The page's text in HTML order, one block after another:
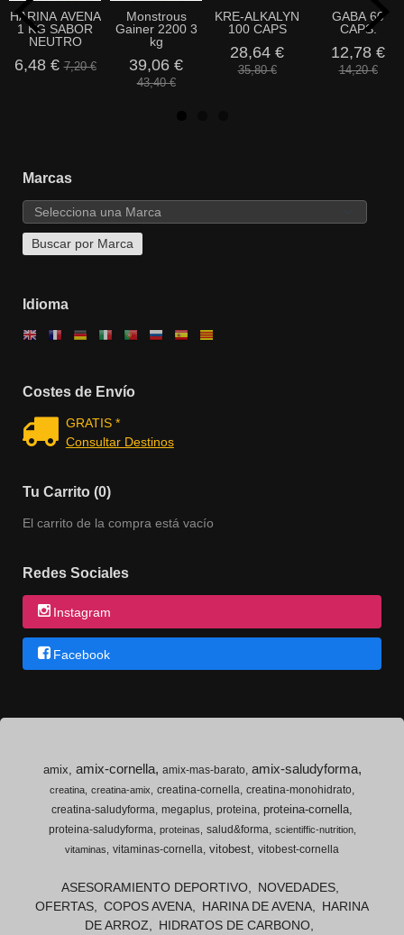
Marcas
Idioma
Costes de Envío
GRATIS *
Consultar Destinos
Tu Carrito (0)
El carrito de la compra está vacío
Redes Sociales
Instagram
Facebook
HARINA AVENA
1 KG SABOR
NEUTRO
6,48 €7,20 €
Monstrous
Gainer 2200 3
kg
39,06 €
43,40 €
KRE-ALKALYN
100 CAPS
28,64 €
35,80 €
GABA 60
CAPS.
12,78 €
14,20 €
amix amix-cornella amix-mas-barato amix-saludyforma
creatina creatina-amix creatina-cornella creatina-monohidrato
creatina-saludyforma megaplus proteina proteina-cornella
proteina-saludyforma proteinas salud&forma
scientiffic-nutrition
vitaminas
vitaminas-cornella vitobest vitobest-cornella
ASESORAMIENTO DEPORTIVO
NOVEDADES
OFERTAS
COPOS AVENA HARINA DE AVENA
HARINA
DE ARROZ
HIDRATOS DE CARBONO